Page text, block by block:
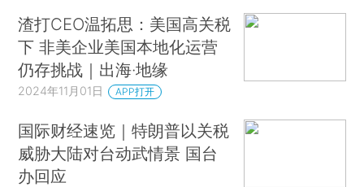
渣打CEO温拓思：美国高关税
下 非美企业美国本地化运营
仍存挑战｜出海·地缘
2024年11月01日 APP打开
国际财经速览｜特朗普以关税
威胁大陆对台动武情景 国台
办回应